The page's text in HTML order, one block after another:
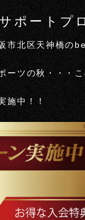
ポートプ
市北区天神橋の
ーツの秋・・・
施中！！